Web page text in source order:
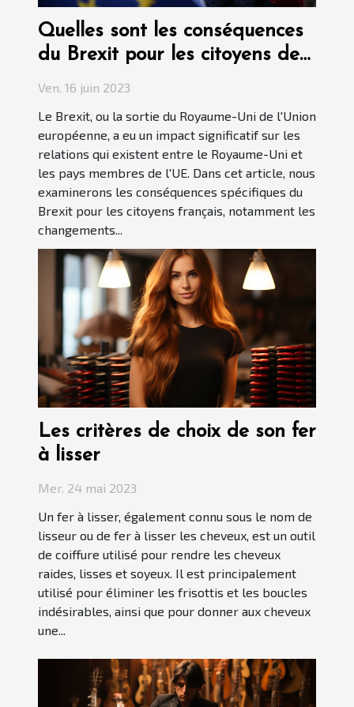
Quelles sont les conséquences
du Brexit pour les citoyens de
Ven. 16 juin 2023
Le Brexit, ou la sortie du Royaume-Uni de l'Union
européenne, a eu un impact significatif sur les
relations qui existent entre le Royaume-Uni et
les pays membres de l'UE. Dans cet article, nous
examinerons les conséquences spécifiques du
Brexit pour les citoyens français, notamment les
changements...
Les critères de choix de son fer
à lisser
Mer. 24 mai 2023
Un fer à lisser, également connu sous le nom de
lisseur ou de fer à lisser les cheveux, est un outil
de coiffure utilisé pour rendre les cheveux
raides, lisses et soyeux. Il est principalement
utilisé pour éliminer les frisottis et les boucles
indésirables, ainsi que pour donner aux cheveux
une...